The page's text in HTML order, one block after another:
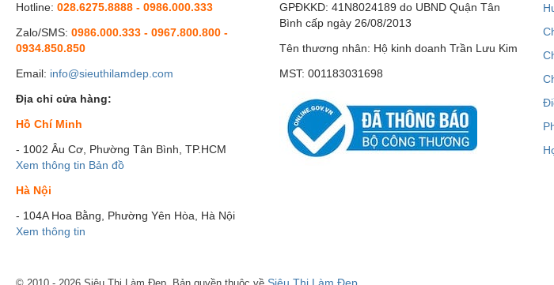
Hotline: 028.6275.8888 - 0986.000.333
Zalo/SMS: 0986.000.333 - 0967.800.800 -
0934.850.850
Email: info@sieuthilamdep.com
Địa chỉ cửa hàng:
Hồ Chí Minh
- 1002 Âu Cơ, Phường Tân Bình, TP.HCM
Xem thông tin Bản đồ
Hà Nội
- 104A Hoa Bằng, Phường Yên Hòa, Hà Nội
Xem thông tin
GPĐKKD: 41N8024189 do UBND Quận Tân
Bình cấp ngày 26/08/2013
Tên thương nhân: Hộ kinh doanh Trần Lưu Kim
MST: 001183031698